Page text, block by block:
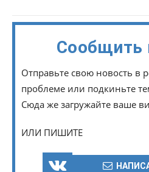
Сообщить
Отправьте свою новость в
проблеме или подкиньте
Сюда же загружайте ваше
ИЛИ ПИШИТЕ